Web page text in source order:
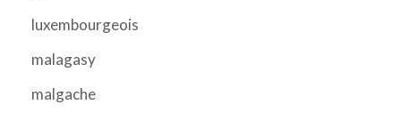
luxembourgeois
malagasy
malgache